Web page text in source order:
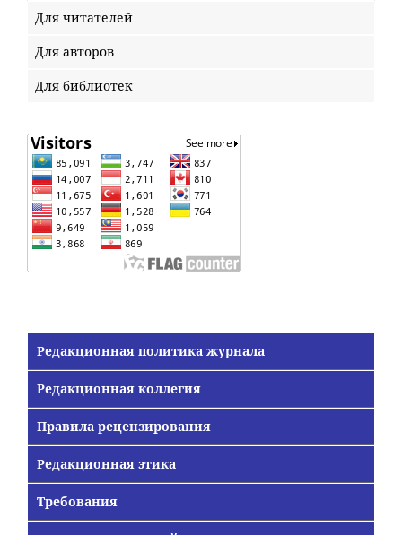
Для читателей
Для авторов
Для библиотек
Редакционная политика журнала
Редакционная коллегия
Правила рецензирования
Редакционная этика
Требования